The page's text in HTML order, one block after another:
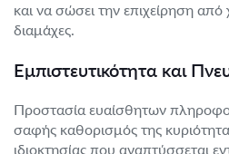
και να σώσει την επιχείρηση από
διαμάχες.
Εμπιστευτικότητα και
Προστασία ευαίσθητων
σαφής καθορισμός της
ιδιοκτησίας που αναπτύσσεται